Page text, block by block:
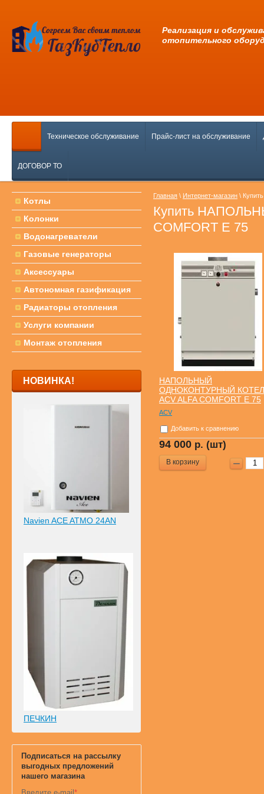
Pеализация и
отопительного
Техническое обслуживание Прайс-лист на обслуживание
ДОГОВОР ТО
Котлы
Колонки
Водонагреватели
Газовые генераторы
Аксессуары
Автономная газификация
Радиаторы отопления
Услуги компании
Монтаж отопления
НОВИНКА!
Navien ACE ATMO 24AN
ПЕЧКИН
Подписаться на рассылку
выгодных предложений
нашего магазина
Главная \ Интернет-магазин \
Купить
COMFORT E 75
НАПОЛЬНЫЙ
ОДНОКОНТУРНЫЙ КОТЕЛ
ACV ALFA COMFORT E 75
ACV
Добавить к сравнению
94 000 р. (шт)
В корзину